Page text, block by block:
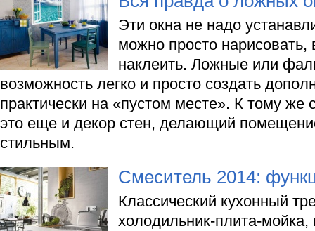
Эти окна не надо
можно просто
наклеить. Ложные или
возможность легко и просто создать
практически на «пустом месте». К тому
это еще и декор стен, делающий
стильным.
Смеситель 2014:
Классический кухонный
холодильник-плита-